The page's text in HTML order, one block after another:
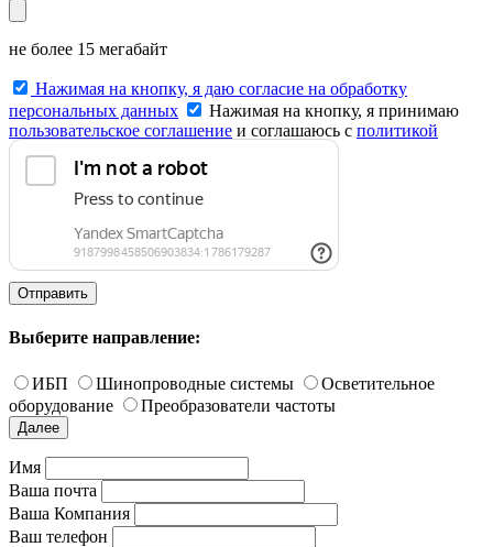
не более 15 мегабайт
Нажимая на кнопку, я даю согласие на обработку
персональных данных
Нажимая на кнопку, я принимаю
пользовательское соглашение и соглашаюсь с политикой
конфиденциальности
Отправить
Выберите направление:
ИБП Шинопроводные системы
Осветительное
оборудование
Преобразователи частоты
Далее
Имя
Ваша почта
Ваша Компания
Ваш телефон